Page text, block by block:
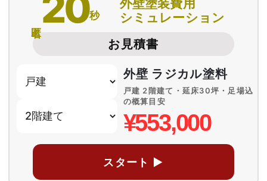
秒
外壁塗装費用
シミュレーション
お見積書
外壁 ラジカル塗料
戸建 2階建て・延床30坪・足場込
の概算目安
¥553,000
スタート ▶